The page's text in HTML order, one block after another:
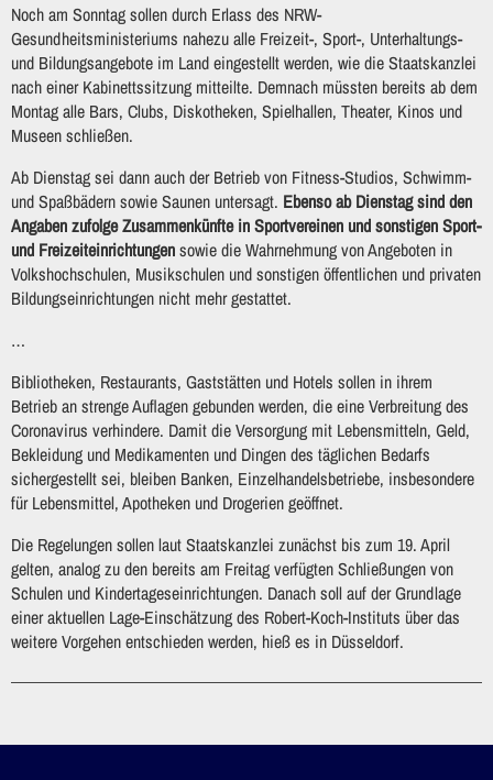
Noch am Sonntag sollen durch Erlass des NRW-
Gesundheitsministeriums nahezu alle Freizeit-, Sport-, Unterhaltungs-
und Bildungsangebote im Land eingestellt werden, wie die Staatskanzlei
nach einer Kabinettssitzung mitteilte. Demnach müssten bereits ab dem
Montag alle Bars, Clubs, Diskotheken, Spielhallen, Theater, Kinos und
Museen schließen.
Ab Dienstag sei dann auch der Betrieb von Fitness-Studios, Schwimm-
und Spaßbädern sowie Saunen untersagt. Ebenso ab Dienstag sind den
Angaben zufolge Zusammenkünfte in Sportvereinen und sonstigen Sport-
und Freizeiteinrichtungensowie die Wahrnehmung von Angeboten in
Volkshochschulen, Musikschulen und sonstigen öffentlichen und privaten
Bildungseinrichtungen nicht mehr gestattet.
…
Bibliotheken, Restaurants, Gaststätten und Hotels sollen in ihrem
Betrieb an strenge Auflagen gebunden werden, die eine Verbreitung des
Coronavirus verhindere. Damit die Versorgung mit Lebensmitteln, Geld,
Bekleidung und Medikamenten und Dingen des täglichen Bedarfs
sichergestellt sei, bleiben Banken, Einzelhandelsbetriebe, insbesondere
für Lebensmittel, Apotheken und Drogerien geöffnet.
Die Regelungen sollen laut Staatskanzlei zunächst bis zum 19. April
gelten, analog zu den bereits am Freitag verfügten Schließungen von
Schulen und Kindertageseinrichtungen. Danach soll auf der Grundlage
einer aktuellen Lage-Einschätzung des Robert-Koch-Instituts über das
weitere Vorgehen entschieden werden, hieß es in Düsseldorf.